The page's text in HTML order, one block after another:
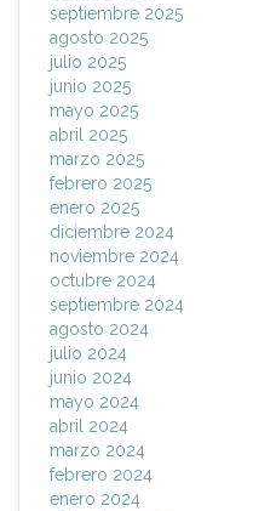
septiembre 2025
agosto 2025
julio 2025
junio 2025
mayo 2025
abril 2025
marzo 2025
febrero 2025
enero 2025
diciembre 2024
noviembre 2024
octubre 2024
septiembre 2024
agosto 2024
julio 2024
junio 2024
mayo 2024
abril 2024
marzo 2024
febrero 2024
enero 2024